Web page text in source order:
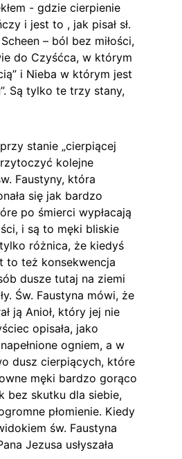
- gdzie cierpienie
i jest to , jak pisał sł.
– ból bez miłości,
do Czyśćca, w którym
i Nieba w którym jest
Są tylko te trzy stany,
stanie „cierpiącej
kolejne
Faustyny, która
się jak bardzo
po śmierci wypłacają
i są to męki bliskie
różnica, że kiedyś
to też konsekwencja
dusze tutaj na ziemi
Św. Faustyna mówi, że
ją Anioł, który jej nie
opisała, jako
ogniem, a w
dusz cierpiących, które
męki bardzo gorąco
bez skutku dla siebie,
płomienie. Kiedy
św. Faustyna
Jezusa usłyszała